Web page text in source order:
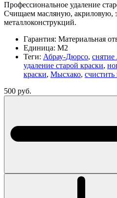
Профессиональное удаление
Счищаем масляную, акриловую,
металлоконструкций.
Гарантия: Материальная
Единица: М2
Теги: Абрау-Дюрсо, снятие
удаление старой краски,
краски, Мысхако, счистить
500 руб.